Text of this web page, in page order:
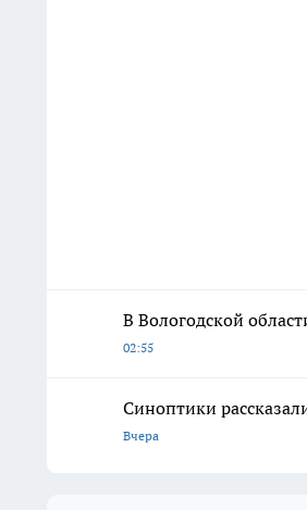
В Вологодской
02:55
Синоптики
Вчера